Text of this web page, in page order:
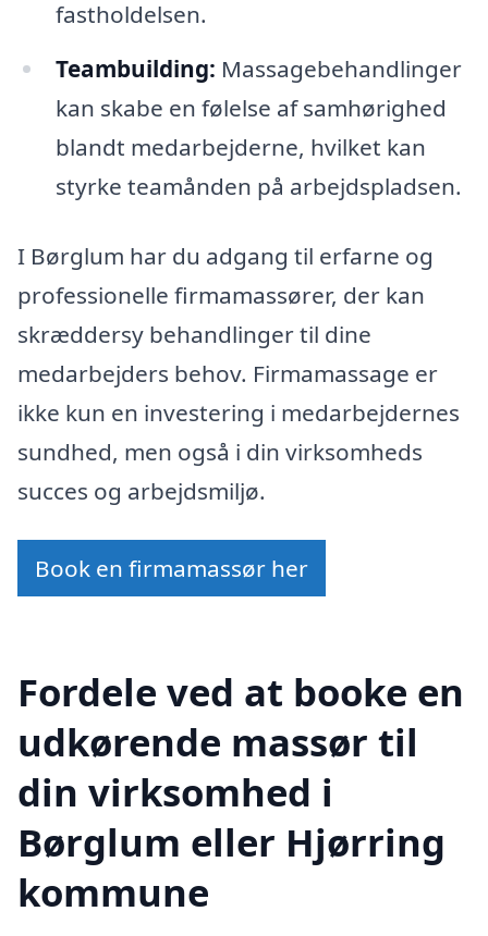
fastholdelsen.
Teambuilding: Massagebehandlinger
kan skabe en følelse af samhørighed
blandt medarbejderne, hvilket kan
styrke teamånden på arbejdspladsen.
I Børglum har du adgang til erfarne og
professionelle firmamassører, der kan
skræddersy behandlinger til dine
medarbejders behov. Firmamassage er
ikke kun en investering i medarbejdernes
sundhed, men også i din virksomheds
succes og arbejdsmiljø.
Book en firmamassør her
Fordele ved at booke en
udkørende massør til
din virksomhed i
Børglum eller Hjørring
kommune